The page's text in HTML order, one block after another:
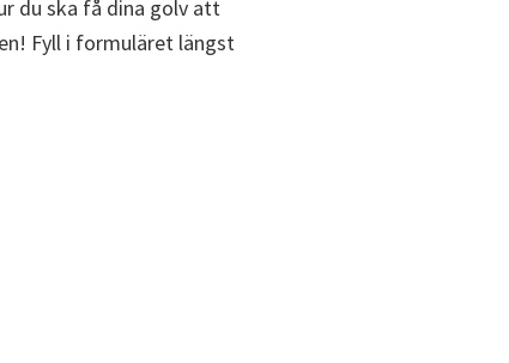
du ska få dina golv att
Fyll i formuläret längst